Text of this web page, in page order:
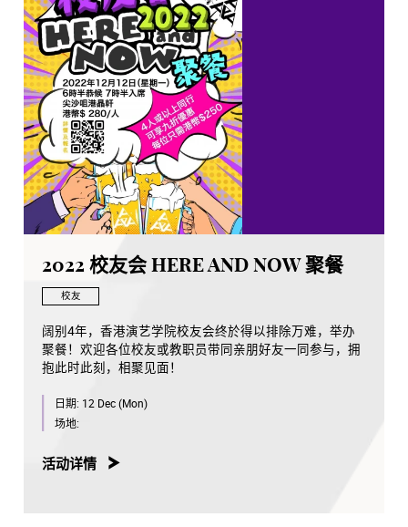
2022 校友会 HERE AND NOW 聚餐
校友
阔别4年，香港演艺学院校友会终於得以排除万难，举办
聚餐！欢迎各位校友或教职员带同亲朋好友一同参与，拥
抱此时此刻，相聚见面！
日期: 12 Dec (Mon)
场地:
活动详情